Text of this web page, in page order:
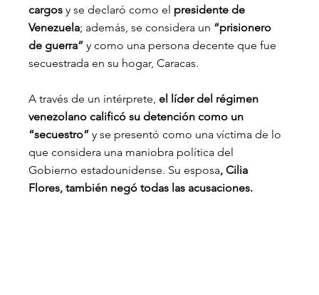
cargos y se declaró como el presidente de
Venezuela; además, se considera un “prisionero
de guerra” y como una persona decente que fue
secuestrada en su hogar, Caracas.
A través de un intérprete, el líder del régimen
venezolano calificó su detención como un
“secuestro” y se presentó como una víctima de lo
que considera una maniobra política del
Gobierno estadounidense. Su esposa, Cilia
Flores, también negó todas las acusaciones.